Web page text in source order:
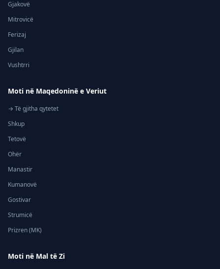
Gjakovë
Mitrovicë
Ferizaj
Gjilan
Vushtrri
Moti në Maqedoninë e Veriut
→ Të gjitha qytetet
Shkup
Tetovë
Ohër
Manastir
Kumanovë
Gostivar
Strumicë
Prizren (MK)
Moti në Mal të Zi